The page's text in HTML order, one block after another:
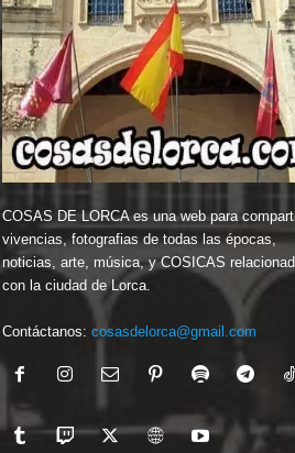
COSAS DE LORCA es una web para
vivencias, fotografias de todas las épocas,
noticias, arte, música, y COSICAS
con la ciudad de Lorca.
Contáctanos: cosasdelorca@gmail.com